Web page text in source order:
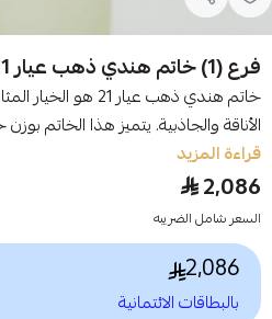
فرع (1) خاتم هندي ذهب عيار 21 وزن 2.29 جرام
خاتم هندي ذهب عيار
الأناقة والجاذبية. يتميز هذا الخاتم بوزن خفيف يبلغ 2.29
قراءة المزيد
2,086
السعر شامل الضريبه
2,086
بالبطاقات الائتمانية